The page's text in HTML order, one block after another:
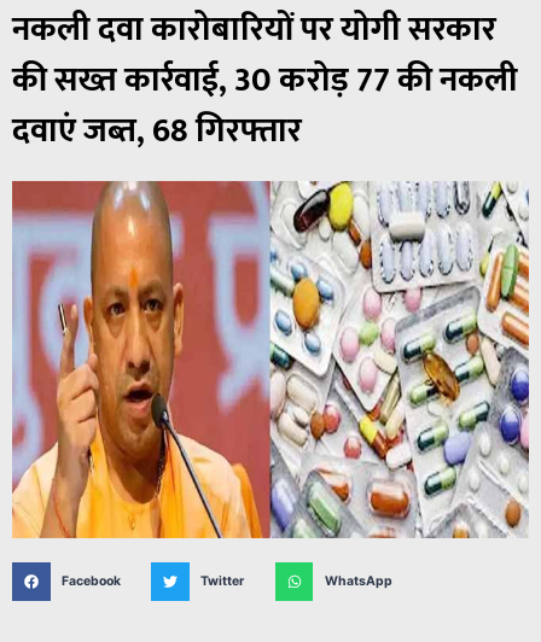
नकली दवा कारोबारियों पर योगी सरकार
की सख्त कार्रवाई, 30 करोड़ 77 की नकली
दवाएं जब्त, 68 गिरफ्तार
Facebook Twitter WhatsApp